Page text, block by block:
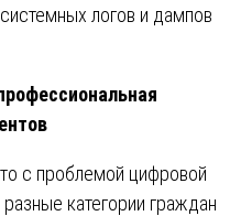
логов и дампов
с проблемой цифровой
категории граждан